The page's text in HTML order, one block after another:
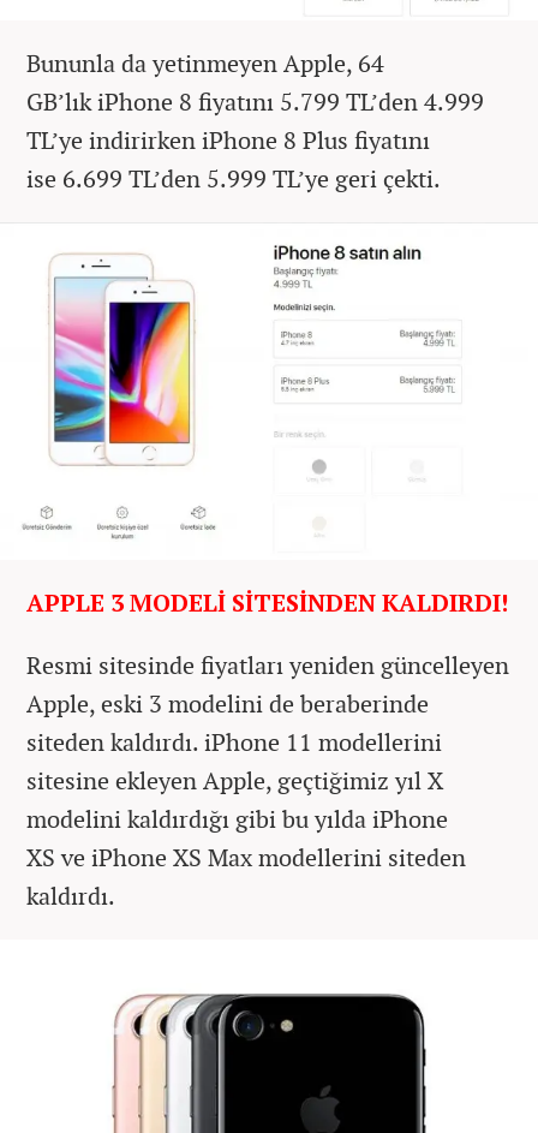
Bununla da yetinmeyen Apple, 64
GB’lık iPhone 8 fiyatını 5.799 TL’den 4.999
TL’ye indirirken iPhone 8 Plus fiyatını
ise 6.699 TL’den 5.999 TL’ye geri çekti.
APPLE 3 MODELİ SİTESİNDEN KALDIRDI!
Resmi sitesinde fiyatları yeniden güncelleyen
Apple, eski 3 modelini de beraberinde
siteden kaldırdı. iPhone 11 modellerini
sitesine ekleyen Apple, geçtiğimiz yıl X
modelini kaldırdığı gibi bu yılda iPhone
XS ve iPhone XS Max modellerini siteden
kaldırdı.